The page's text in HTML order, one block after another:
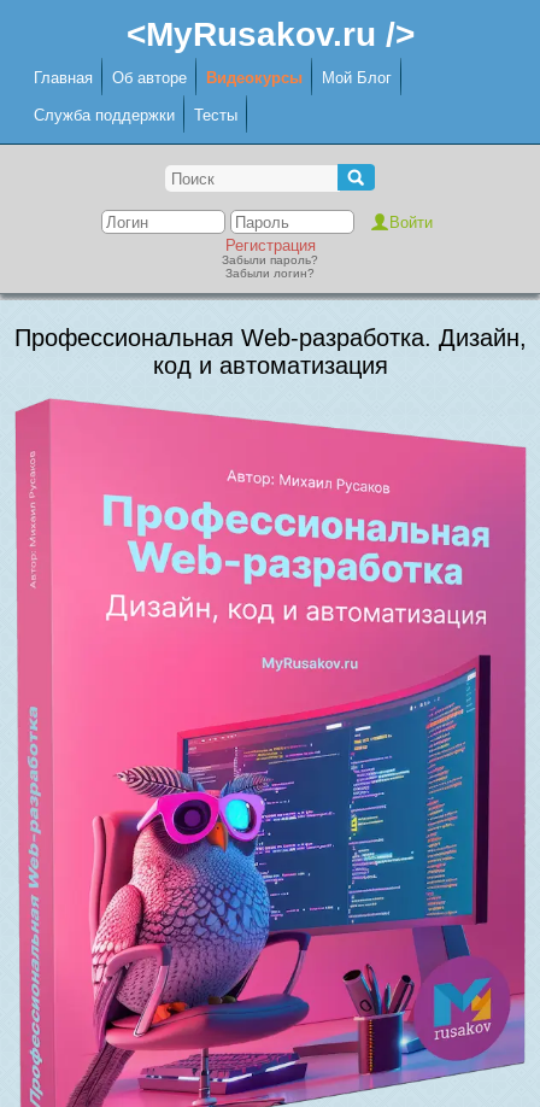
<MyRusakov.ru />
Главная Об авторе Видеокурсы Мой Блог
Служба поддержки Тесты
Регистрация
Забыли пароль?
Забыли логин?
Профессиональная Web-разработка. Дизайн,
код и автоматизация